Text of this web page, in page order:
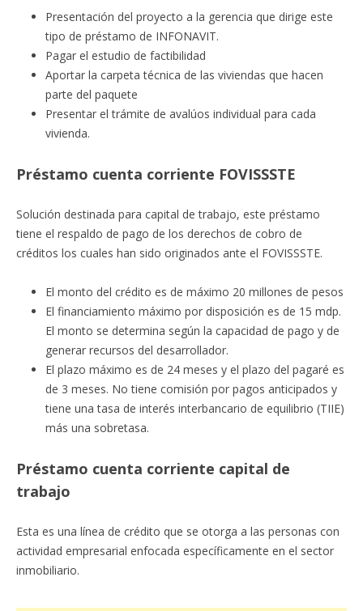
Presentación del proyecto a la gerencia que dirige este
tipo de préstamo de INFONAVIT.
Pagar el estudio de factibilidad
Aportar la carpeta técnica de las viviendas que hacen
parte del paquete
Presentar el trámite de avalúos individual para cada
vivienda.
Préstamo cuenta corriente FOVISSSTE
Solución destinada para capital de trabajo, este préstamo
tiene el respaldo de pago de los derechos de cobro de
créditos los cuales han sido originados ante el FOVISSSTE.
El monto del crédito es de máximo 20 millones de pesos
El financiamiento máximo por disposición es de 15 mdp.
El monto se determina según la capacidad de pago y de
generar recursos del desarrollador.
El plazo máximo es de 24 meses y el plazo del pagaré es
de 3 meses. No tiene comisión por pagos anticipados y
tiene una tasa de interés interbancario de equilibrio (TIIE)
más una sobretasa.
Préstamo cuenta corriente capital de
trabajo
Esta es una línea de crédito que se otorga a las personas con
actividad empresarial enfocada específicamente en el sector
inmobiliario.